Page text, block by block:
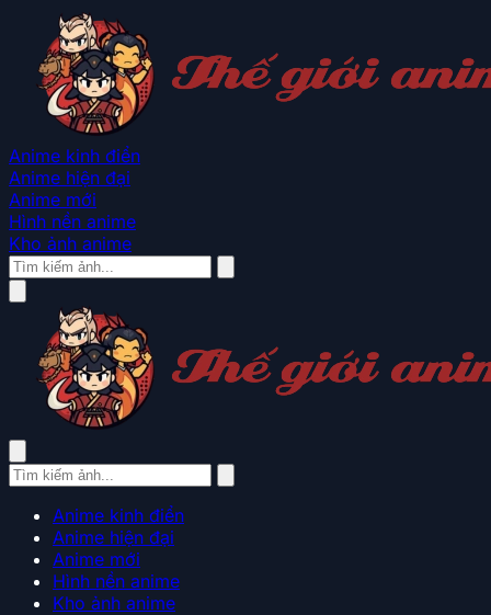
Anime kinh điển
Anime hiện đại
Anime mới
Hình nền anime
Kho ảnh anime
Anime kinh điển
Anime hiện đại
Anime mới
Hình nền anime
Kho ảnh anime